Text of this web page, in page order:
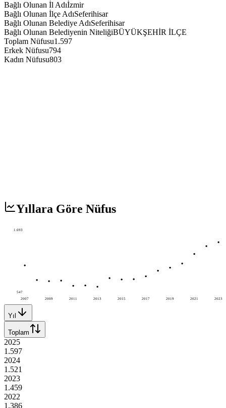
Bağlı Olunan İl Adıİzmir
Bağlı Olunan İlçe AdıSeferihisar
Bağlı Olunan Belediye AdıSeferihisar
Bağlı Olunan Belediyenin NiteliğiBÜYÜKŞEHİR İLÇE
Toplam Nüfusu1.597
Erkek Nüfusu794
Kadın Nüfusu803
Yıllara Göre Nüfus
2007 2009 2011 2013 2015 2017 2019 2021 2023
1.693
547
Yıl
Toplam
2025
1.597
2024
1.521
2023
1.459
2022
1.386